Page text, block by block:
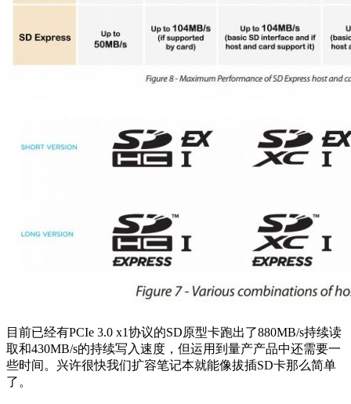
目前已经有PCIe 3.0 x1协议的SD原型卡跑出了880MB/s持续读
取和430MB/s的持续写入速度，但运用到量产产品中还需要一
些时间。兴许很快我们扩容笔记本就能像拔插SD卡那么简单
了。